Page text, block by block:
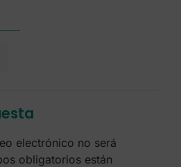
electrónico no será
obligatorios están